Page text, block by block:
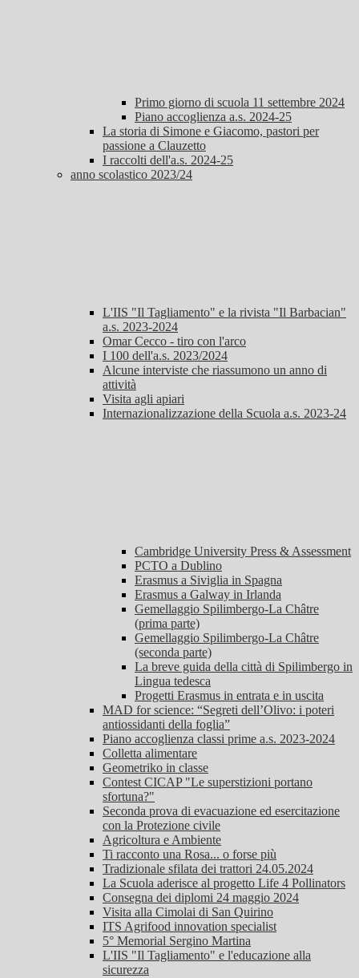
Primo giorno di scuola 11 settembre 2024
Piano accoglienza a.s. 2024-25
La storia di Simone e Giacomo, pastori per
passione a Clauzetto
I raccolti dell'a.s. 2024-25
anno scolastico 2023/24
L'IIS "Il Tagliamento" e la rivista "Il Barbacian"
a.s. 2023-2024
Omar Cecco - tiro con l'arco
I 100 dell'a.s. 2023/2024
Alcune interviste che riassumono un anno di
attività
Visita agli apiari
Internazionalizzazione della Scuola a.s. 2023-24
Cambridge University Press & Assessment
PCTO a Dublino
Erasmus a Siviglia in Spagna
Erasmus a Galway in Irlanda
Gemellaggio Spilimbergo-La Châtre
(prima parte)
Gemellaggio Spilimbergo-La Châtre
(seconda parte)
La breve guida della città di Spilimbergo in
Lingua tedesca
Progetti Erasmus in entrata e in uscita
MAD for science: “Segreti dell’Olivo: i poteri
antiossidanti della foglia”
Piano accoglienza classi prime a.s. 2023-2024
Colletta alimentare
Geometriko in classe
Contest CICAP "Le superstizioni portano
sfortuna?"
Seconda prova di evacuazione ed esercitazione
con la Protezione civile
Agricoltura e Ambiente
Ti racconto una Rosa... o forse più
Tradizionale sfilata dei trattori 24.05.2024
La Scuola aderisce al progetto Life 4 Pollinators
Consegna dei diplomi 24 maggio 2024
Visita alla Cimolai di San Quirino
ITS Agrifood innovation specialist
5° Memorial Sergino Martina
L'IIS "Il Tagliamento" e l'educazione alla
sicurezza